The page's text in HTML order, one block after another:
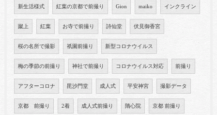
新生活様式 紅葉の京都で前撮り Gion maiko インクライン
蹴上 紅葉 お寺で前撮り 詩仙堂 伏見御香宮
桜の名所で撮影 祇園前撮り 新型コロナウイルス
梅の季節の前撮り 神社で前撮り コロナウイルス対応 前撮り
アフターコロナ 毘沙門堂 成人式 平安神宮 撮影データ
京都 前撮り 2着 成人式前撮り 隋心院 京都 前撮り